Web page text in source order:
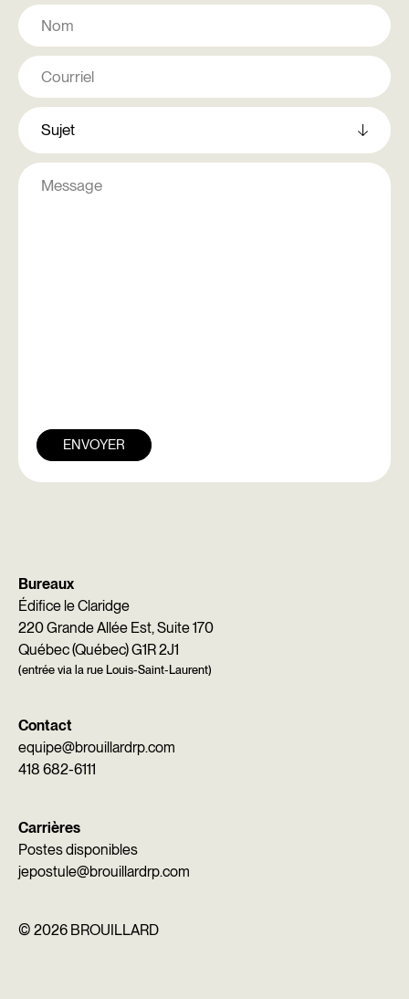
Prénom
Nom
Courriel
Comment
pouvons-
nous
vous
aider?
Message
complémentaire
ENVOYER
© 2026 BROUILLARD
Bureaux
Édifice le Claridge
220 Grande Allée Est, Suite 170
Québec (Québec) G1R 2J1
(entrée via la rue Louis-Saint-Laurent)
Contact
equipe@brouillardrp.com
418 682-6111
Carrières
Postes disponibles
jepostule@brouillardrp.com